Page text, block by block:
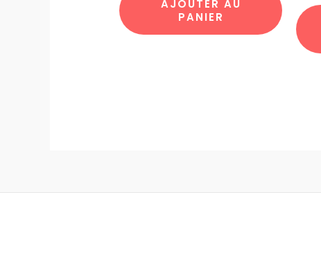
par
10pcs
AJOUTER AU
PANIER
par
10pcs